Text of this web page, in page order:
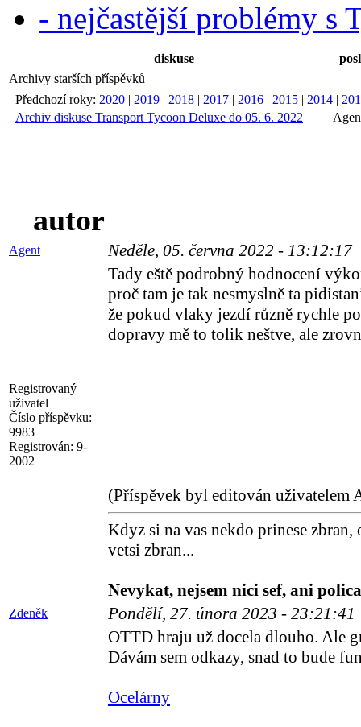
- nejčastější problémy s
diskuse
Archivy starších příspěvků
Předchozí roky: 2020 | 2019 | 2018 | 2017 | 2016 | 2015 | 2014 |
Archiv diskuse Transport Tycoon Deluxe do 05. 6. 2022
autor
Agent Neděle, 05. června 2022 - 13:12:17
Registrovaný
uživatel
Číslo příspěvku:
9983
Registrován: 9-
2002
Tady eště podrobný hodnocení
proč tam je tak nesmyslně ta
že pokud vlaky jezdí různě rychle
dopravy mě to tolik neštve, ale
(Příspěvek byl editován uživatelem
Kdyz si na vas nekdo prinese zbran,
vetsi zbran...
Nevykat, nejsem nici sef, ani
Zdeněk Pondělí, 27. února 2023 - 23:21:41
OTTD hraju už docela dlouho. Ale
Dávám sem odkazy, snad to bude
Ocelárny